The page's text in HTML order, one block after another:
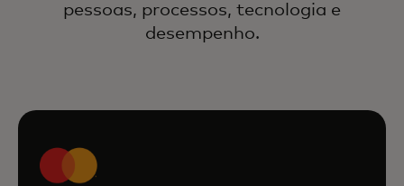
pessoas, processos, tecnologia e
desempenho.